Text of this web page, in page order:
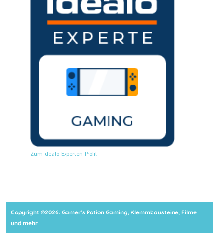
Zum idealo-Experten-Profil
Copyright ©2026. Gamer's Potion Gaming, Klemmbausteine, Filme
und mehr